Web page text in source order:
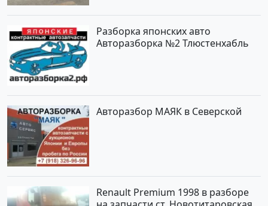
Разборка японских авто
Авторазборка №2 Тлюстенхабль
Авторазбор МАЯК в Северской
Renault Premium 1998 в разборе